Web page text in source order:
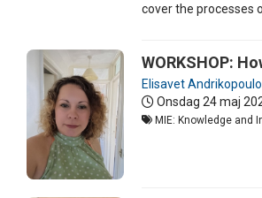
cover the processes
WORKSHOP:
Elisavet
Onsdag 24 maj
MIE: Knowledge and